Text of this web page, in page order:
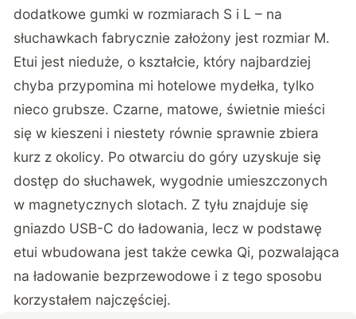
dodatkowe gumki w rozmiarach S i L – na
słuchawkach fabrycznie założony jest rozmiar M.
Etui jest nieduże, o kształcie, który najbardziej
chyba przypomina mi hotelowe mydełka, tylko
nieco grubsze. Czarne, matowe, świetnie mieści
się w kieszeni i niestety równie sprawnie zbiera
kurz z okolicy. Po otwarciu do góry uzyskuje się
dostęp do słuchawek, wygodnie umieszczonych
w magnetycznych slotach. Z tyłu znajduje się
gniazdo USB-C do ładowania, lecz w podstawę
etui wbudowana jest także cewka Qi, pozwalająca
na ładowanie bezprzewodowe i z tego sposobu
korzystałem najczęściej.